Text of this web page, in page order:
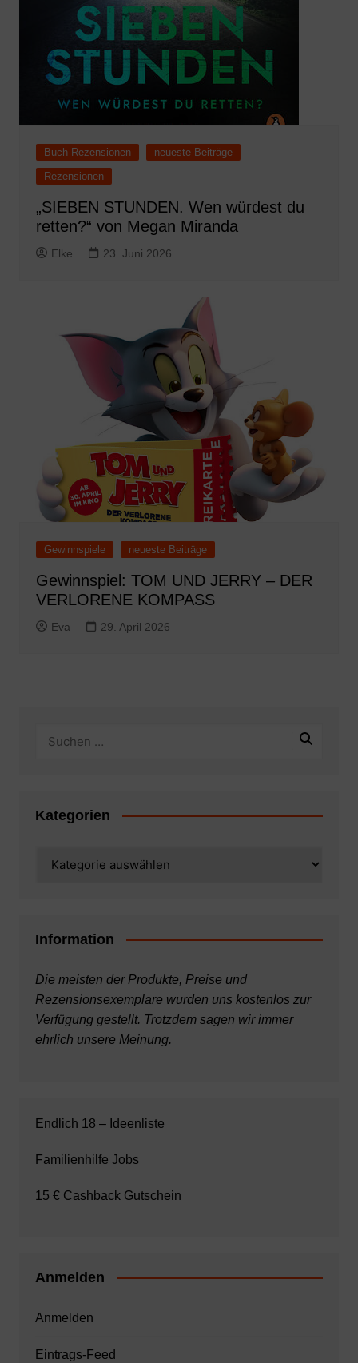
Buch Rezensionen
neueste Beiträge
Rezensionen
„SIEBEN STUNDEN. Wen würdest du
retten?“ von Megan Miranda
Elke 23. Juni 2026
Gewinnspiele neueste Beiträge
Gewinnspiel: TOM UND JERRY – DER
VERLORENE KOMPASS
Eva 29. April 2026
Kategorien
Information
Die meisten der Produkte, Preise und
Rezensionsexemplare wurden uns kostenlos zur
Verfügung gestellt. Trotzdem sagen wir immer
ehrlich unsere Meinung.
Endlich 18 – Ideenliste
Familienhilfe Jobs
15 € Cashback Gutschein
Anmelden
Anmelden
Eintrags-Feed